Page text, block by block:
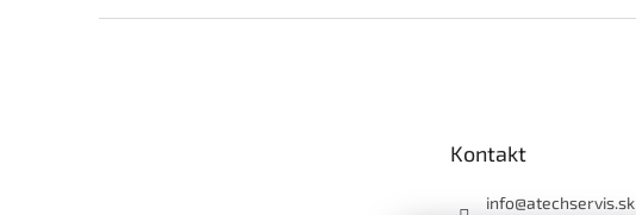
Kontakt
info@atechservis.sk